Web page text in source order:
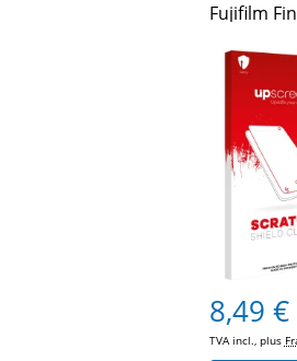
Fujifilm
8,49 €
TVA incl., plus